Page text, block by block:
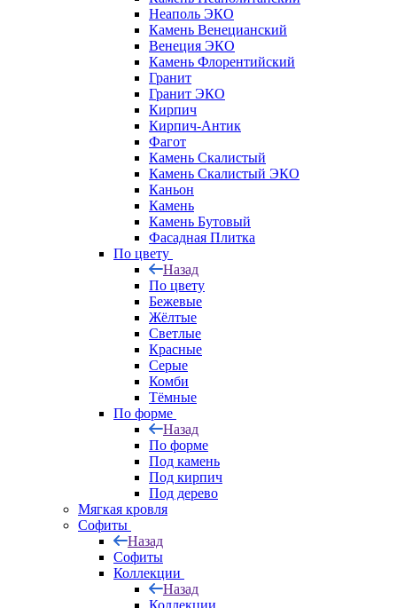
Неаполь ЭКО
Камень Венецианский
Венеция ЭКО
Камень Флорентийский
Гранит
Гранит ЭКО
Кирпич
Кирпич-Антик
Фагот
Камень Скалистый
Камень Скалистый ЭКО
Каньон
Камень
Камень Бутовый
Фасадная Плитка
По цвету
Назад
По цвету
Бежевые
Жёлтые
Светлые
Красные
Серые
Комби
Тёмные
По форме
Назад
По форме
Под камень
Под кирпич
Под дерево
Мягкая кровля
Софиты
Назад
Софиты
Коллекции
Назад
Коллекции